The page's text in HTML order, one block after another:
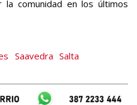
comunidad en los últimos
Saavedra Salta